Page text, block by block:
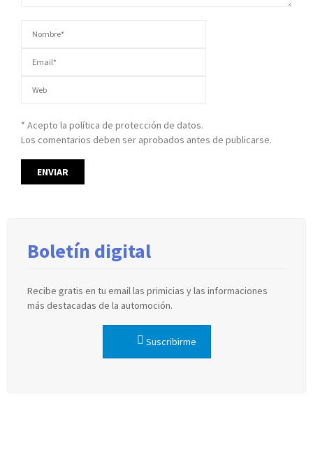
* Acepto la política de protección de datos.
Los comentarios deben ser aprobados antes de publicarse.
Boletín digital
Recibe gratis en tu email las primicias y las informaciones
más destacadas de la automoción.
Suscribirme